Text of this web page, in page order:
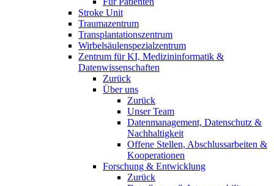
Stroke Unit
Traumazentrum
Transplantationszentrum
Wirbelsäulenspezialzentrum
Zentrum für KI, Medizininformatik &
Datenwissenschaften
Zurück
Über uns
Zurück
Unser Team
Datenmanagement, Datenschutz &
Nachhaltigkeit
Offene Stellen, Abschlussarbeiten &
Kooperationen
Forschung & Entwicklung
Zurück